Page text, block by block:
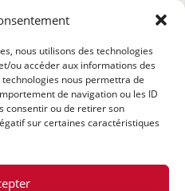
nous utilisons des technologies
ou accéder aux informations des
nous permettra de
de navigation ou les ID
consentir ou de retirer son
sur certaines caractéristiques